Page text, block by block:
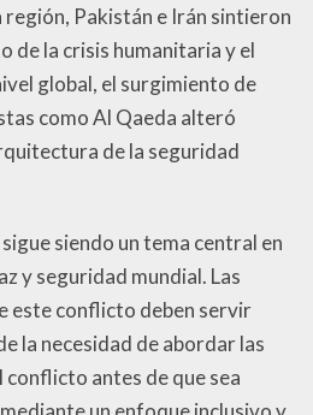
región, Pakistán e Irán sintieron
de la crisis humanitaria y el
global, el surgimiento de
como Al Qaeda alteró
de la seguridad
siendo un tema central en
y seguridad mundial. Las
este conflicto deben servir
la necesidad de abordar las
conflicto antes de que sea